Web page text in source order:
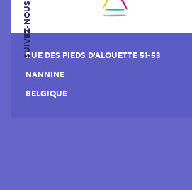
SUIVEZ-NOUS
RUE DES PIEDS D'ALOUETTE 51-53
NANNINE
BELGIQUE